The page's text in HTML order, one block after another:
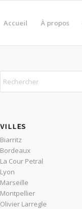
Accueil À propos
VILLES
Biarritz
Bordeaux
La Cour Petral
Lyon
Marseille
Montpellier
Olivier Larregle